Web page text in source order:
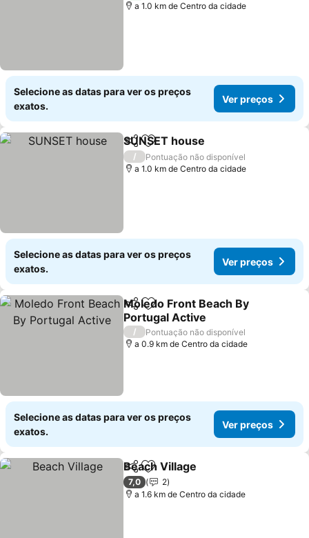
a 1.0 km de Centro da cidade
Selecione as datas para ver os preços
exatos.
Ver preços
PartilharAdicionar aos favoritos
SUNSET house
/
Pontuação não disponível
a 1.0 km de Centro da cidade
Selecione as datas para ver os preços
exatos.
Ver preços
PartilharAdicionar aos favoritos
Moledo Front Beach By
Portugal Active
Ver preços
/
Pontuação não disponível
a 0.9 km de Centro da cidade
Selecione as datas para ver os preços
exatos.
Ver preços
PartilharAdicionar aos favoritos
Beach Village
7,0
2
a 1.6 km de Centro da cidade